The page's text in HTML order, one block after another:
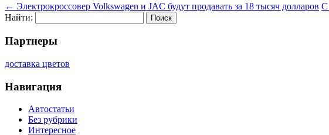
← Электрокроссовер Volkswagen и JAC будут продавать за 18 тысяч долларов С
Найти:
Партнеры
доставка цветов
Навигация
Автостатьи
Без рубрики
Интересное